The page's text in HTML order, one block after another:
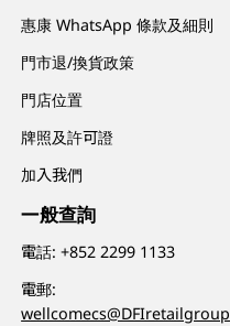
惠康 WhatsApp 條款及細則
門市退/換貨政策
門店位置
牌照及許可證
加入我們
一般查詢
電話:+852 2299 1133
電郵:
wellcomecs@DFIretailgroup